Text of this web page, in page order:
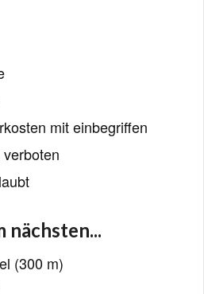
mit einbegriffen
nächsten...
(300 m)